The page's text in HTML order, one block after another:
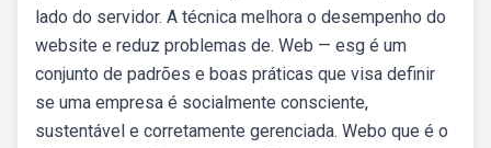
lado do servidor. A técnica melhora o desempenho do
website e reduz problemas de. Web — esg é um
conjunto de padrões e boas práticas que visa definir
se uma empresa é socialmente consciente,
sustentável e corretamente gerenciada. Webo que é o